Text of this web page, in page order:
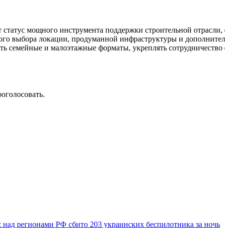
мощного инструмента поддержки строительной
выбора локации, продуманной инфраструктуры и
семейные и малоэтажные форматы, укреплять
над регионами РФ сбито 203 украинских беспилотника за ночь